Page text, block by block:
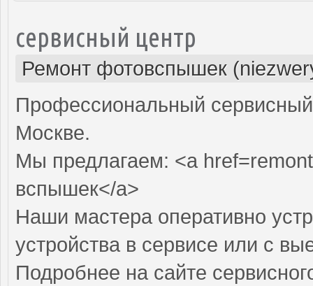
сервисный центр
Ремонт фотовспышек
Профессиональный
Москве.
Мы предлагаем: <a
вспышек</a>
Наши мастера оперативно
устройства в сервисе или с
Подробнее на сайте